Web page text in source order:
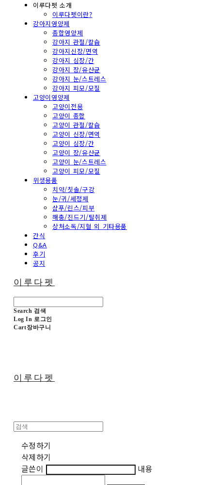
이루다펫 소개
이루다펫이란?
강아지영양제
종합영양제
강아지 관절/칼슘
강아지신장/면역
강아지 심장/간
강아지 장/유산균
강아지 눈/스트레스
강아지 피모/모질
고양이영양제
고양이전용
고양이 종합
고양이 관절/칼슘
고양이 신장/면역
고양이 심장/간
고양이 장/유산균
고양이 눈/스트레스
고양이 피모/모질
위생용품
치약/칫솔/구강
눈/귀/세정제
샴푸/린스/피부
해충/진드기/탈취제
상처소독/지혈 외 기타용품
간식
Q&A
후기
공지
이루다펫
Search 검색
Log In 로그인
Cart장바구니
이루다펫
수정하기
삭제하기
글쓴이
내용